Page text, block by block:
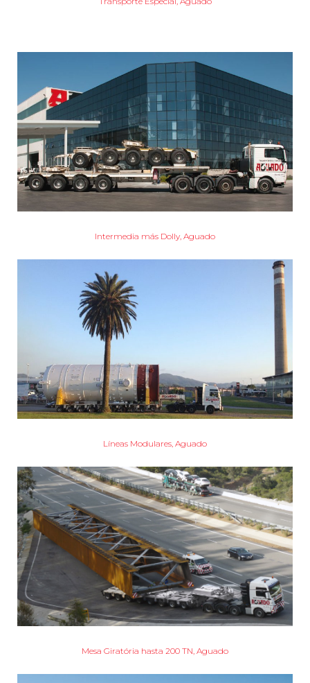
Mesa Giratória hasta 200 TN, Aguado
Líneas Modulares, Aguado
Intermedia más Dolly, Aguado